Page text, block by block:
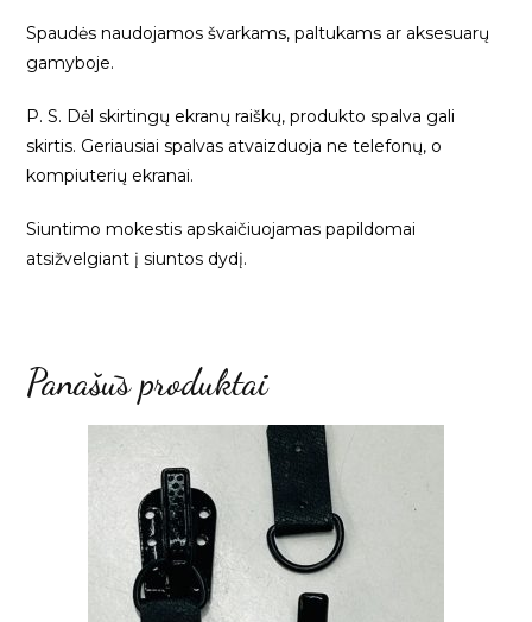
Spaudės naudojamos švarkams, paltukams ar aksesuarų
gamyboje.
P. S. Dėl skirtingų ekranų raiškų, produkto spalva gali
skirtis. Geriausiai spalvas atvaizduoja ne telefonų, o
kompiuterių ekranai.
Siuntimo mokestis apskaičiuojamas papildomai
atsižvelgiant į siuntos dydį.
Panašūs produktai